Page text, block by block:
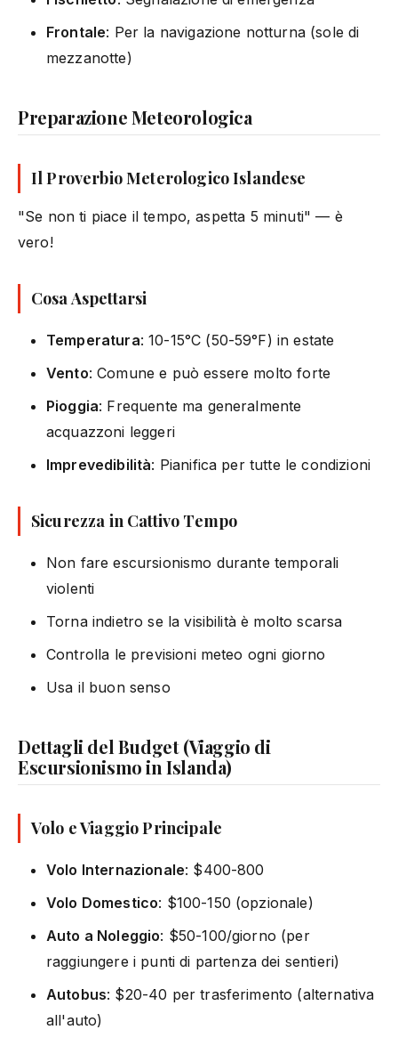
Frontale: Per la navigazione notturna (sole di
mezzanotte)
Preparazione Meteorologica
Il Proverbio Meterologico Islandese
"Se non ti piace il tempo, aspetta 5 minuti" — è
vero!
Cosa Aspettarsi
Temperatura: 10-15°C (50-59°F) in estate
Vento: Comune e può essere molto forte
Pioggia: Frequente ma generalmente
acquazzoni leggeri
Imprevedibilità: Pianifica per tutte le condizioni
Sicurezza in Cattivo Tempo
Non fare escursionismo durante temporali
violenti
Torna indietro se la visibilità è molto scarsa
Controlla le previsioni meteo ogni giorno
Usa il buon senso
Dettagli del Budget (Viaggio di
Escursionismo in Islanda)
Volo e Viaggio Principale
Volo Internazionale: $400-800
Volo Domestico: $100-150 (opzionale)
Auto a Noleggio: $50-100/giorno (per
raggiungere i punti di partenza dei sentieri)
Autobus: $20-40 per trasferimento (alternativa
all'auto)